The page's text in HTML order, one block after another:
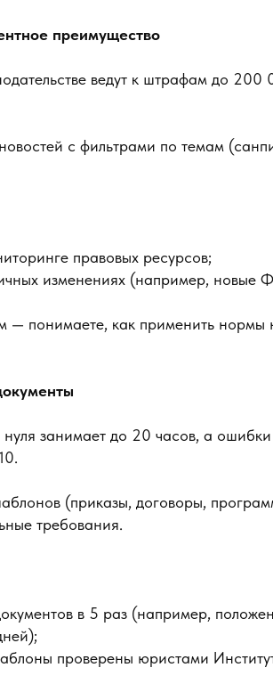
преимущество
ведут к штрафам до 200
с фильтрами по темам
правовых ресурсов;
изменениях (например,
— понимаете, как применить нормы
занимает до 20 часов, а
(приказы, договоры,
требования.
в 5 раз (например,
проверены юристами